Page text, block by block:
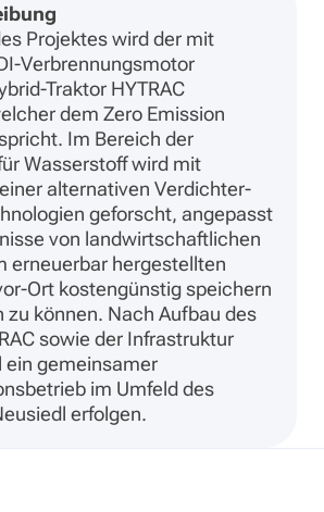
Projektes wird der mit
Verbrennungsmotor
Traktor HYTRAC
dem Zero Emission
Im Bereich der
Wasserstoff wird mit
alternativen Verdichter-
geforscht, angepasst
von landwirtschaftlichen
erneuerbar hergestellten
Ort kostengünstig speichern
zu können. Nach Aufbau des
sowie der Infrastruktur
ein gemeinsamer
im Umfeld des
erfolgen.